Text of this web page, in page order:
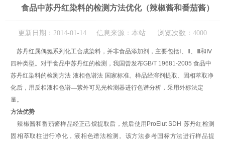
食品中苏丹红染料的检测方法优化（辣椒酱和番茄酱）
更新日期：2014-01-14 信息来源：本站 浏览次数：4000
苏丹红属偶氮系列化工合成染料，并非食品添加剂，主要包括Ⅰ、Ⅱ、Ⅲ和Ⅳ
四种类型。对于食品中苏丹红的检测，我国曾发布GB/T 19681-2005食品中
苏丹红染料的检测方法 液相色谱法 国家标准。样品经溶剂提取、固相萃取净
化后，用反相液相色谱—紫外可见光检测器进行色谱分析，采用外标法定
量。
方法优势
辣椒酱和番茄酱样品经正己烷提取后，然后使用 ProElutSDH 苏丹红检测
固相萃取柱进行净化，液相色谱法检测。该方法参考国标方法进行样品提